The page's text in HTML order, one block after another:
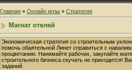
Главная » Онлайн игры » Стратегии
Магнат отелей
Экономическая стратегия со строительным
помочь обаятельной Линет справиться с
процветанию. Нанимайте рабочих, закупайте
строительного бизнеса скучать не приходится!
заданий.